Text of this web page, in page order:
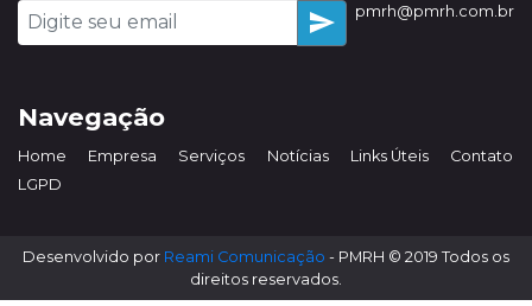
send
pmrh@pmrh.com.br
Navegação
Home Empresa Serviços Notícias Links Úteis
Contato
LGPD
Desenvolvido por Reami Comunicação - PMRH © 2019 Todos os
direitos reservados.